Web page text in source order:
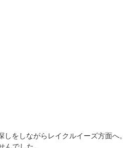
をしながらレイクルイーズ方面へ。
でした。